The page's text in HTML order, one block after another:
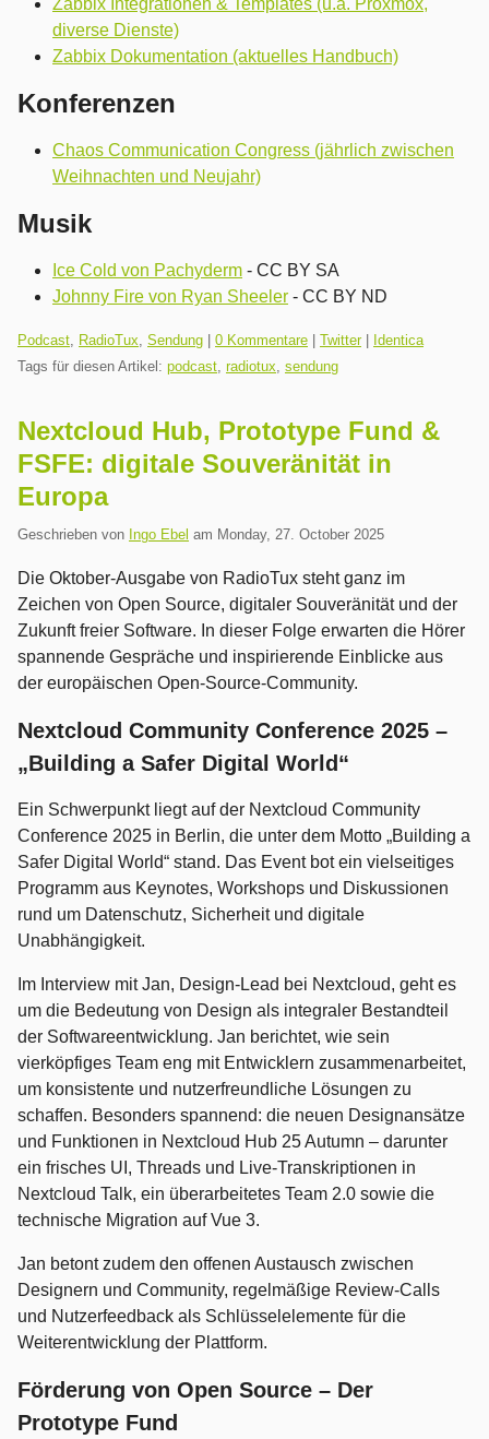
Zabbix Integrationen & Templates (u.a. Proxmox,
diverse Dienste)
Zabbix Dokumentation (aktuelles Handbuch)
Konferenzen
Chaos Communication Congress (jährlich zwischen
Weihnachten und Neujahr)
Musik
Ice Cold von Pachyderm - CC BY SA
Johnny Fire von Ryan Sheeler - CC BY ND
Kategorien:
Podcast, RadioTux, Sendung 0 Kommentare Twitter|
Identica
Tags für diesen Artikel: podcast, radiotux, sendung
Nextcloud Hub, Prototype Fund &
FSFE: digitale Souveränität in
Europa
Geschrieben von Ingo Ebel am Monday, 27. October 2025
Die Oktober-Ausgabe von RadioTux steht ganz im
Zeichen von Open Source, digitaler Souveränität und der
Zukunft freier Software. In dieser Folge erwarten die Hörer
spannende Gespräche und inspirierende Einblicke aus
der europäischen Open-Source-Community.
Nextcloud Community Conference 2025 –
„Building a Safer Digital World“
Ein Schwerpunkt liegt auf der Nextcloud Community
Conference 2025 in Berlin, die unter dem Motto „Building a
Safer Digital World“ stand. Das Event bot ein vielseitiges
Programm aus Keynotes, Workshops und Diskussionen
rund um Datenschutz, Sicherheit und digitale
Unabhängigkeit.
Im Interview mit Jan, Design-Lead bei Nextcloud, geht es
um die Bedeutung von Design als integraler Bestandteil
der Softwareentwicklung. Jan berichtet, wie sein
vierköpfiges Team eng mit Entwicklern zusammenarbeitet,
um konsistente und nutzerfreundliche Lösungen zu
schaffen. Besonders spannend: die neuen Designansätze
und Funktionen in Nextcloud Hub 25 Autumn – darunter
ein frisches UI, Threads und Live-Transkriptionen in
Nextcloud Talk, ein überarbeitetes Team 2.0 sowie die
technische Migration auf Vue 3.
Jan betont zudem den offenen Austausch zwischen
Designern und Community, regelmäßige Review-Calls
und Nutzerfeedback als Schlüsselelemente für die
Weiterentwicklung der Plattform.
Förderung von Open Source – Der
Prototype Fund